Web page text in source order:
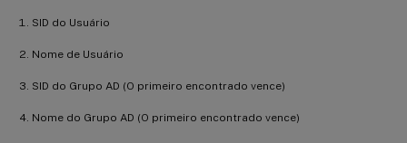
SID do Usuário
Nome de Usuário
SID do Grupo AD (O primeiro encontrado vence)
Nome do Grupo AD (O primeiro encontrado vence)